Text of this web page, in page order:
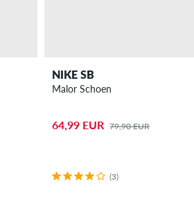
NIKE SB
Malor Schoen
64,99 EUR 79,90 EUR
(3)